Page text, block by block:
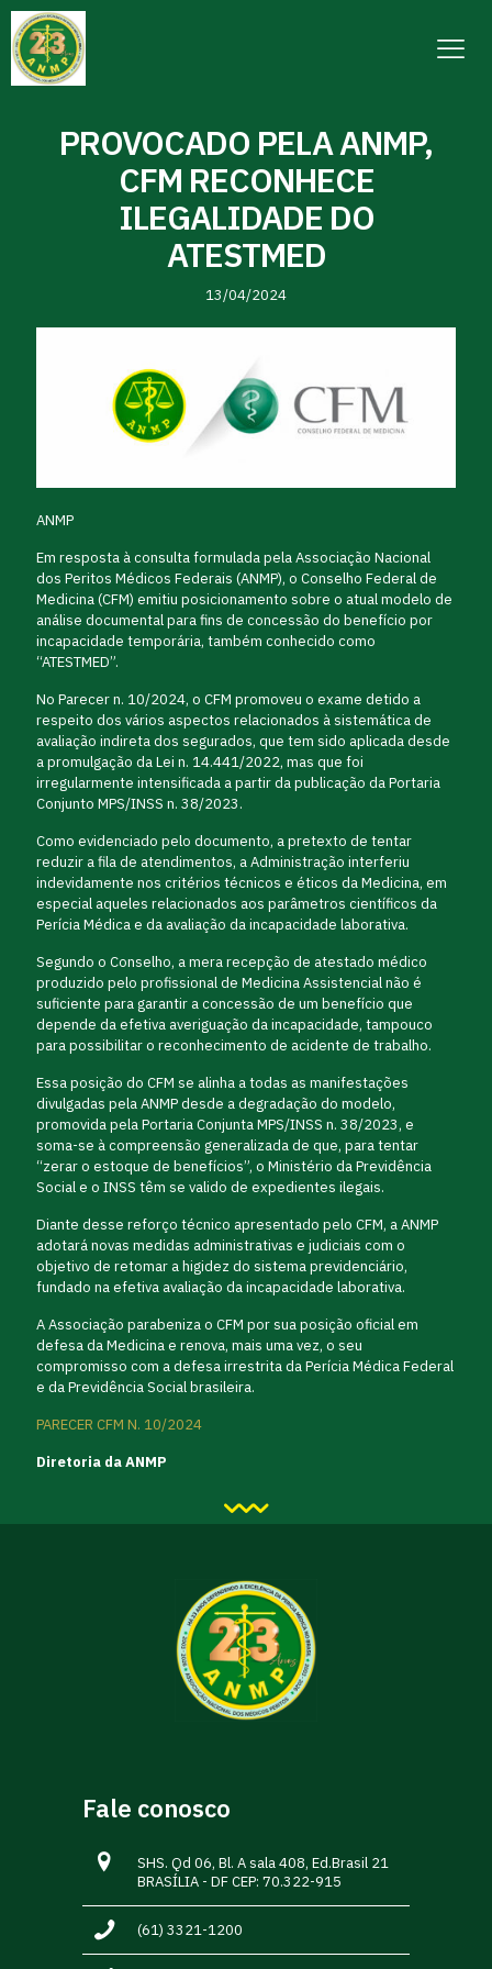
PROVOCADO PELA ANMP,
CFM RECONHECE
ILEGALIDADE DO
ATESTMED
13/04/2024
ANMP
Em resposta à consulta formulada pela Associação Nacional
dos Peritos Médicos Federais (ANMP), o Conselho Federal de
Medicina (CFM) emitiu posicionamento sobre o atual modelo de
análise documental para fins de concessão do benefício por
incapacidade temporária, também conhecido como
“ATESTMED”.
No Parecer n. 10/2024, o CFM promoveu o exame detido a
respeito dos vários aspectos relacionados à sistemática de
avaliação indireta dos segurados, que tem sido aplicada desde
a promulgação da Lei n. 14.441/2022, mas que foi
irregularmente intensificada a partir da publicação da Portaria
Conjunto MPS/INSS n. 38/2023.
Como evidenciado pelo documento, a pretexto de tentar
reduzir a fila de atendimentos, a Administração interferiu
indevidamente nos critérios técnicos e éticos da Medicina, em
especial aqueles relacionados aos parâmetros científicos da
Perícia Médica e da avaliação da incapacidade laborativa.
Segundo o Conselho, a mera recepção de atestado médico
produzido pelo profissional de Medicina Assistencial não é
suficiente para garantir a concessão de um benefício que
depende da efetiva averiguação da incapacidade, tampouco
para possibilitar o reconhecimento de acidente de trabalho.
Essa posição do CFM se alinha a todas as manifestações
divulgadas pela ANMP desde a degradação do modelo,
promovida pela Portaria Conjunta MPS/INSS n. 38/2023, e
soma-se à compreensão generalizada de que, para tentar
“zerar o estoque de benefícios”, o Ministério da Previdência
Social e o INSS têm se valido de expedientes ilegais.
Diante desse reforço técnico apresentado pelo CFM, a ANMP
adotará novas medidas administrativas e judiciais com o
objetivo de retomar a higidez do sistema previdenciário,
fundado na efetiva avaliação da incapacidade laborativa.
A Associação parabeniza o CFM por sua posição oficial em
defesa da Medicina e renova, mais uma vez, o seu
compromisso com a defesa irrestrita da Perícia Médica Federal
e da Previdência Social brasileira.
PARECER CFM N. 10/2024
Diretoria da ANMP
Fale conosco
SHS. Qd 06, Bl. A sala 408, Ed.Brasil 21
BRASÍLIA - DF CEP: 70.322-915
(61) 3321-1200